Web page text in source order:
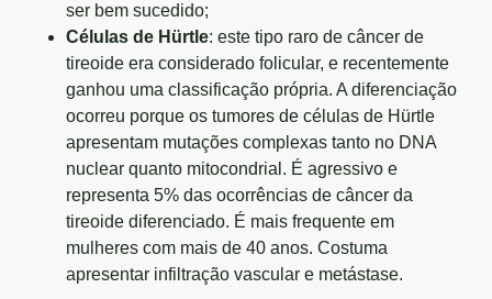
ser bem sucedido;
Células de Hürtle: este tipo raro de câncer de
tireoide era considerado folicular, e recentemente
ganhou uma classificação própria. A diferenciação
ocorreu porque os tumores de células de Hürtle
apresentam mutações complexas tanto no DNA
nuclear quanto mitocondrial. É agressivo e
representa 5% das ocorrências de câncer da
tireoide diferenciado. É mais frequente em
mulheres com mais de 40 anos. Costuma
apresentar infiltração vascular e metástase.